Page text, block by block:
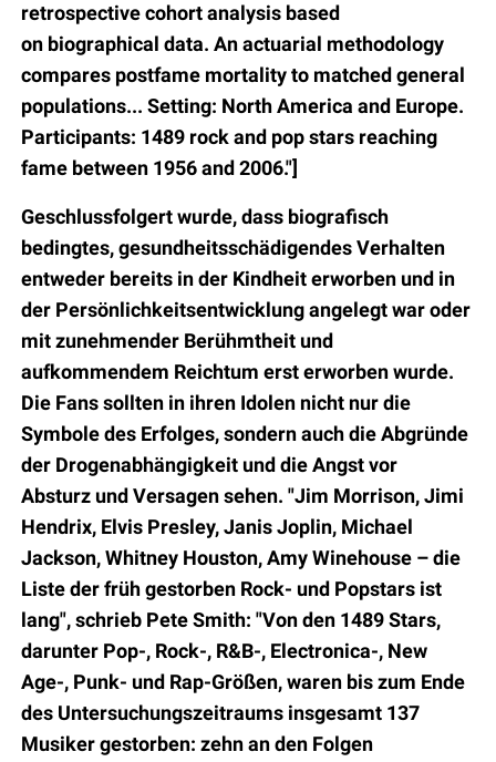
retrospective cohort analysis based
on biographical data. Anactuarial methodology
compares postfame mortality to matched general
populations... Setting: North America and Europe.
Participants: 1489 rock and pop stars reaching
fame between 1956and 2006."]
Geschlussfolgert wurde, dass biografisch
bedingtes, gesundheitsschädigendes Verhalten
entweder bereits in der Kindheit erworben und in
der Persönlichkeitsentwicklung angelegt war oder
mit zunehmender Berühmtheit und
aufkommendem Reichtum erst erworben wurde.
Die Fans sollten in ihren Idolen nicht nurdie
Symbole des Erfolges, sondern auch die Abgründe
der Drogenabhängigkeit und die Angst vor
Absturz und Versagen sehen. "Jim Morrison, Jimi
Hendrix, Elvis Presley, Janis Joplin, Michael
Jackson, Whitney Houston, Amy Winehouse – die
Liste der früh gestorben Rock- und Popstars ist
lang", schrieb Pete Smith: "Von den 1489 Stars,
darunter Pop-, Rock-, R&B-, Electronica-, New
Age-, Punk- und Rap-Größen, waren biszum Ende
des Untersuchungszeitraums insgesamt 137
Musiker gestorben: zehn an den Folgen